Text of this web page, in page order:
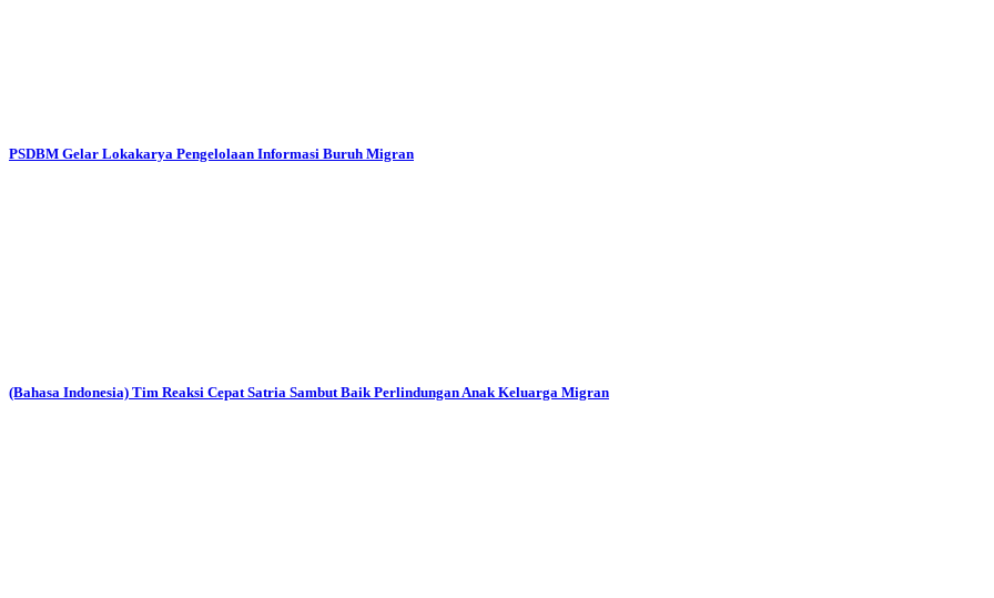
PSDBM Gelar Lokakarya Pengelolaan Informasi Buruh Migran
(Bahasa Indonesia) Tim Reaksi Cepat Satria Sambut Baik Perlindungan Anak Keluarga Migran